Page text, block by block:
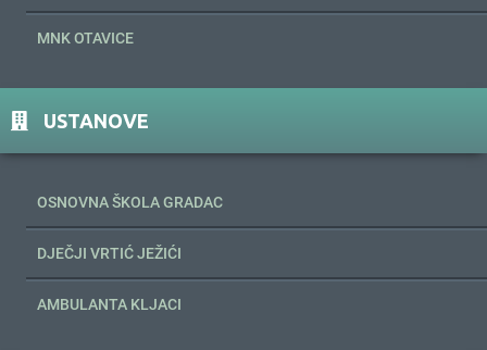
MNK OTAVICE
USTANOVE
OSNOVNA ŠKOLA GRADAC
DJEČJI VRTIĆ JEŽIĆI
AMBULANTA KLJACI